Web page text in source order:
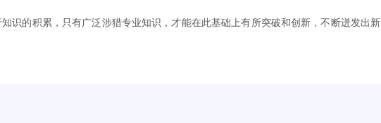
识的积累，只有广泛涉猎专业知识，才能在此基础上有所突破和创新，不断迸发出新